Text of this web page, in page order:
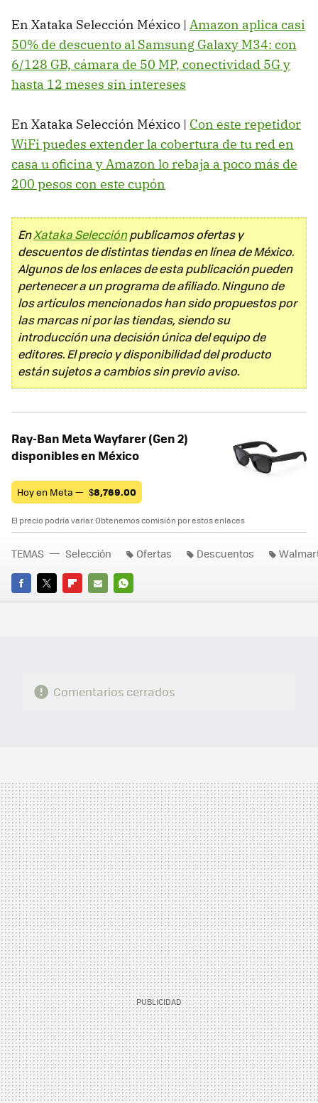
En Xataka Selección México | Amazon aplica casi
50% de descuento al Samsung Galaxy M34: con
6/128 GB, cámara de 50 MP, conectividad 5G y
hasta 12 meses sin intereses
En Xataka Selección México | Con este repetidor
WiFi puedes extender la cobertura de tu red en
casa u oficina y Amazon lo rebaja a poco más de
200 pesos con este cupón
EnXataka Selecciónpublicamos ofertas y
descuentos de distintas tiendas en línea de México.
Algunos de los enlaces de esta publicación pueden
pertenecer a un programa de afiliado. Ninguno de
los artículos mencionados han sido propuestos por
las marcas ni por las tiendas, siendo su
introducción una decisión única del equipo de
editores. El precio y disponibilidad del producto
están sujetos a cambios sin previo aviso.
Ray-Ban Meta Wayfarer (Gen 2)
disponibles en México
Hoy en Meta — $8,769.00
El precio podría variar. Obtenemos comisión por estos enlaces
FACEBOOK
TWITTERFLIPBOARD
E-
WHATSAPP
TEMAS Selección Ofertas Descuentos
Comentarios cerrados